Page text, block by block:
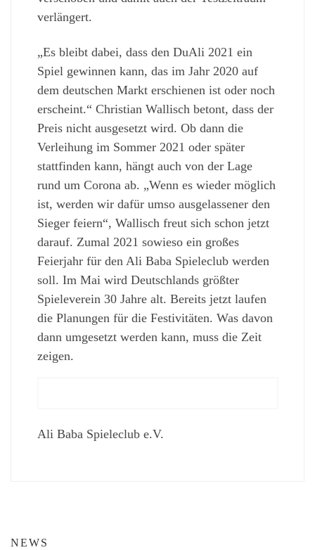
verlängert.
„Es bleibt dabei, dass den DuAli 2021 ein
Spiel gewinnen kann, das im Jahr 2020 auf
dem deutschen Markt erschienen ist oder noch
erscheint.“ Christian Wallisch betont, dass der
Preis nicht ausgesetzt wird. Ob dann die
Verleihung im Sommer 2021 oder später
stattfinden kann, hängt auch von der Lage
rund um Corona ab. „Wenn es wieder möglich
ist, werden wir dafür umso ausgelassener den
Sieger feiern“, Wallisch freut sich schon jetzt
darauf. Zumal 2021 sowieso ein großes
Feierjahr für den Ali Baba Spieleclub werden
soll. Im Mai wird Deutschlands größter
Spieleverein 30 Jahre alt. Bereits jetzt laufen
die Planungen für die Festivitäten. Was davon
dann umgesetzt werden kann, muss die Zeit
zeigen.
Ali Baba Spieleclub e.V.
NEWS